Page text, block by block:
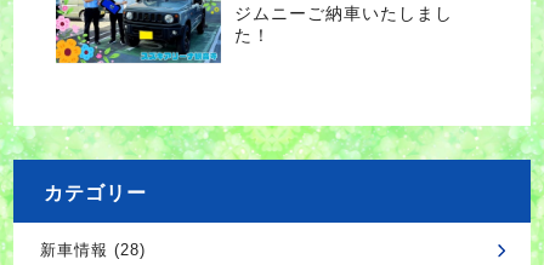
ジムニーご納車いたしまし
た！
カテゴリー
新車情報 (28)